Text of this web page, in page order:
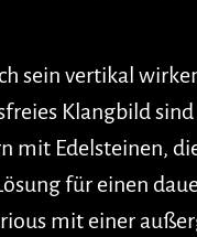
sein vertikal
Klangbild sind
mit Edelsteinen,
für einen
mit einer